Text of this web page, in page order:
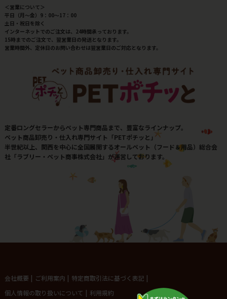
＜営業について＞
平日（月～金）9：00～17：00
土日・祝日を除く
インターネットでのご注文は、24時間承っております。
15時までのご注文で、翌営業日の発送となります。
営業時間外、定休日のお問い合わせは翌営業日のご対応となります。
定番ロングセラーからペット専門商品まで、豊富なラインナップ。
ペット商品卸売り・仕入れ専門サイト「PETポチッと」
半世紀以上、関西を中心に全国展開するオールペット（フード＆用品）総合会
社「ラブリー・ペット商事株式会社」が運営しております。
会社概要 | ご利用案内 | 特定商取引法に基づく表記 |
個人情報の取り扱いについて | 利用規約